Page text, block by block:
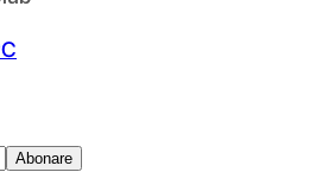
Abonare